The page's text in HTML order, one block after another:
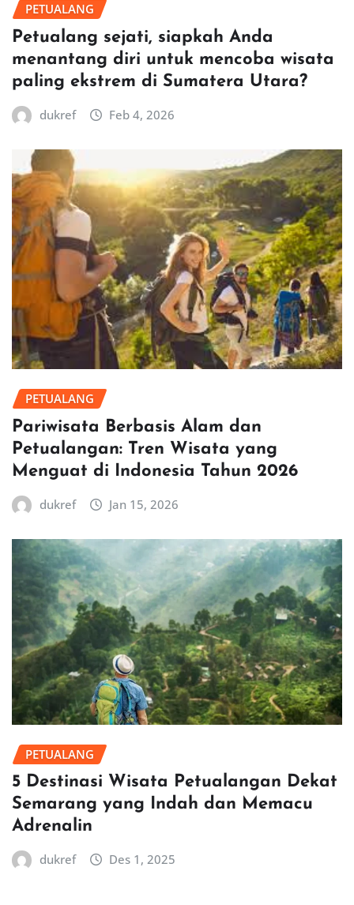
PETUALANG
Petualang sejati, siapkah Anda
menantang diri untuk mencoba wisata
paling ekstrem di Sumatera Utara?
dukref Feb 4, 2026
PETUALANG
Pariwisata Berbasis Alam dan
Petualangan: Tren Wisata yang
Menguat di Indonesia Tahun 2026
dukref Jan 15, 2026
PETUALANG
5 Destinasi Wisata Petualangan Dekat
Semarang yang Indah dan Memacu
Adrenalin
dukref Des 1, 2025